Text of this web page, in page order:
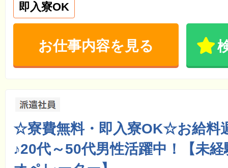
即入寮OK
お仕事内容を見る
☆寮費無料・即入寮OK☆お給料
♪20代～50代男性活躍中！【未